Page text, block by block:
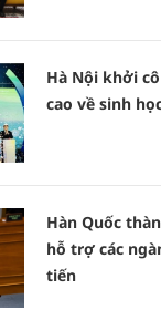
Hà Nội khởi
cao về sinh
Hàn Quốc
hỗ trợ các
tiến